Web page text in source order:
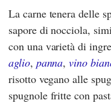
La carne tenera delle
sapore di nocciola,
con una varietà di
aglio, panna,vino
risotto vegano alle
spugnole fritte con